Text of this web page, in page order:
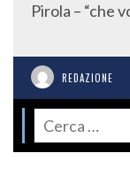
Pirola – “che
REDAZIONE